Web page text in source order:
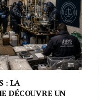
: LA
DÉCOUVRE UN